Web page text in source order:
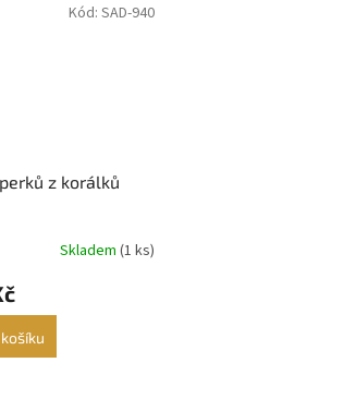
z korálků
Skladem (1 ks)
Kód: SAD-940